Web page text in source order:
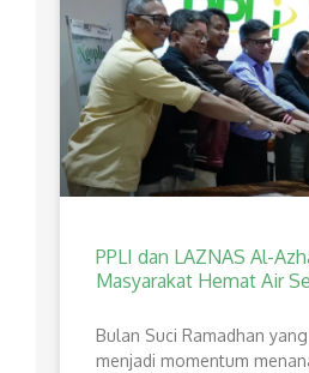
PPLI dan LAZNAS Al-
Masyarakat Hemat Air
Bulan Suci Ramadhan
menjadi momentum